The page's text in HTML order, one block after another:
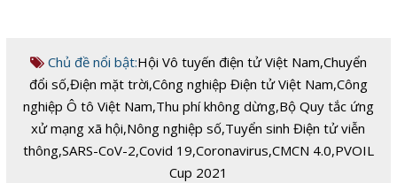
Chủ đề nổi bật:Hội Vô tuyến điện tử Việt Nam,Chuyển
đổi số,Điện mặt trời,Công nghiệp Điện tử Việt Nam,Công
nghiệp Ô tô Việt Nam,Thu phí không dừng,Bộ Quy tắc ứng
xử mạng xã hội,Nông nghiệp số,Tuyển sinh Điện tử viễn
thông,SARS-CoV-2,Covid 19,Coronavirus,CMCN 4.0,PVOIL
Cup 2021